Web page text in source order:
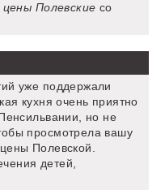
цены Полевские со
уже поддержали
кухня очень приятно
но не
просмотрела вашу
Полевской.
детей,